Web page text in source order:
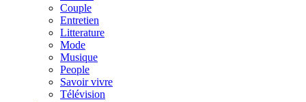
Couple
Entretien
Litterature
Mode
Musique
People
Savoir vivre
Télévision